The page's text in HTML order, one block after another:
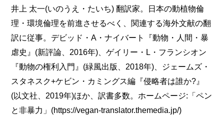
井上 太一(いのうえ・たいち) 翻訳家。日本の動植物倫
理・環境倫理を前進させるべく、関連する海外文献の翻
訳に従事。デビッド・A・ナイバート『動物・人間・暴
虐史』(新評論、2016年)、ゲイリー・L・フランシオン
『動物の権利入門』(緑風出版、2018年)、ジェームズ・
スタネスク+ケビン・カミングス編『侵略者は誰か?』
(以文社、2019年)ほか、訳書多数。ホームページ:「ペン
と非暴力」(https://vegan-translator.themedia.jp/)